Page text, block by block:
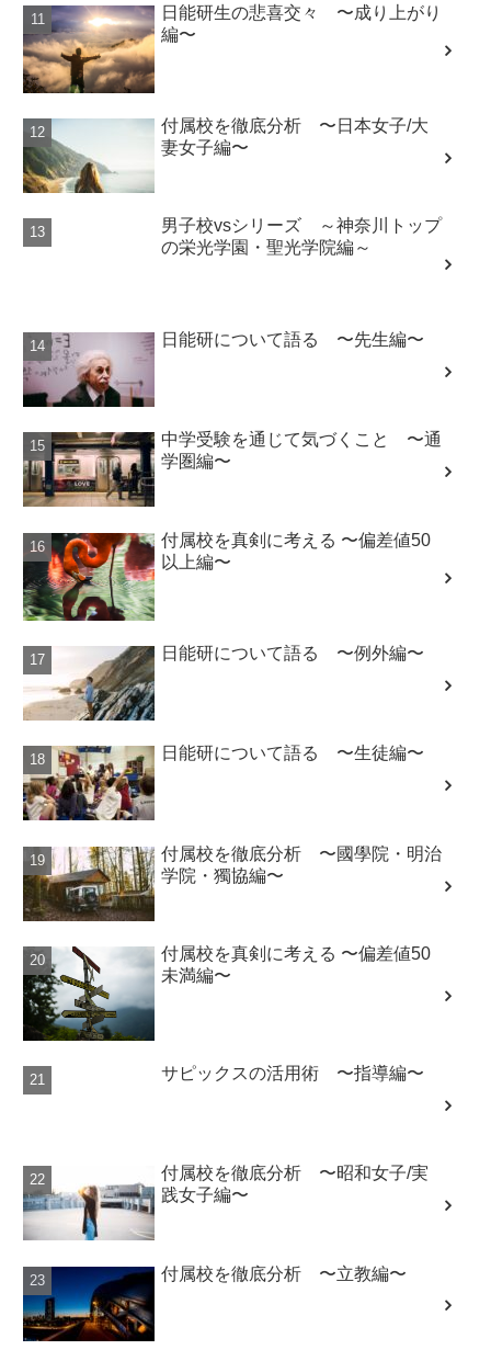
日能研生の悲喜交々 〜成り上がり
編〜
付属校を徹底分析 〜日本女子/大
妻女子編〜
男子校vsシリーズ ～神奈川トップ
の栄光学園・聖光学院編～
日能研について語る 〜先生編〜
中学受験を通じて気づくこと 〜通
学圏編〜
付属校を真剣に考える 〜偏差値50
以上編〜
日能研について語る 〜例外編〜
日能研について語る 〜生徒編〜
付属校を徹底分析 〜國學院・明治
学院・獨協編〜
付属校を真剣に考える 〜偏差値50
未満編〜
サピックスの活用術 〜指導編〜
付属校を徹底分析 〜昭和女子/実
践女子編〜
付属校を徹底分析 〜立教編〜